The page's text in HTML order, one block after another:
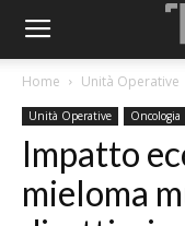
Home Unità Operative
Unità Operative Oncologia
Impatto
mieloma